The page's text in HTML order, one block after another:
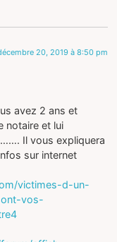
20, 2019 à 8:50 pm
avez 2 ans et
notaire et lui
Il vous expliquera
sur internet
victimes-d-un-
vos-